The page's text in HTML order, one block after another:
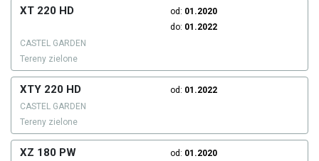
XT 220 HD od: 01.2020
do: 01.2022
CASTEL GARDEN
Tereny zielone
XTY 220 HD od: 01.2022
CASTEL GARDEN
Tereny zielone
XZ 180 PW od: 01.2020